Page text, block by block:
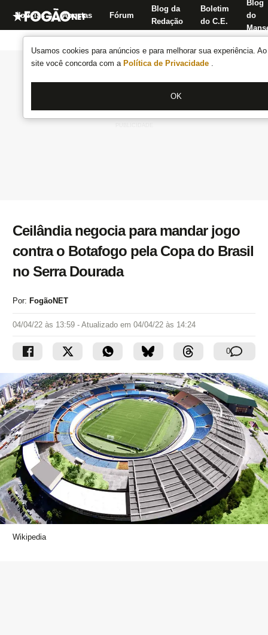
Usamos cookies para anúncios e para melhorar sua experiência.
site você concorda com a Política de Privacidade .
OK
Notícias Apostas Fórum
Blog da
Redação
Boletim
do C.E.
Blog
do
Ceilândia negocia para mandar jogo
contra o Botafogo pela Copa do Brasil
no Serra Dourada
Por: FogãoNET
04/04/22 às 13:59 - Atualizado em 04/04/22 às 14:24
0
Wikipedia